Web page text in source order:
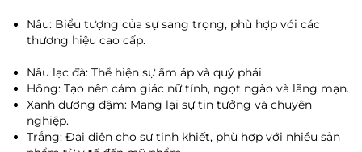
Nâu: Biểu tượng của sự sang trọng, phù hợp với các
thương hiệu cao cấp.
Nâu lạc đà: Thể hiện sự ấm áp và quý phái.
Hồng: Tạo nên cảm giác nữ tính, ngọt ngào và lãng mạn.
Xanh dương đậm: Mang lại sự tin tưởng và chuyên
nghiệp.
Trắng: Đại diện cho sự tinh khiết, phù hợp với nhiều sản